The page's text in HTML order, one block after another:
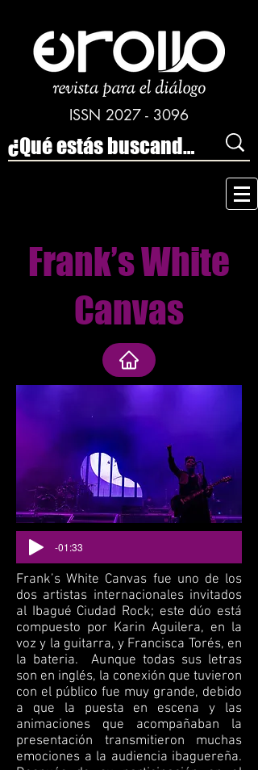
ISSN 2027 - 3096
Frank’s White
Canvas​​
-01:33
Frank’s White Canvas fue uno de los
dos artistas internacionales invitados
al Ibagué Ciudad Rock; este dúo está
compuesto por Karin Aguilera, en la
voz y la guitarra, y Francisca Torés, en
la bateria. Aunque todas sus letras
son en inglés, la conexión que tuvieron
con el público fue muy grande, debido
a que la puesta en escena y las
animaciones que acompañaban la
presentación transmitieron muchas
emociones a la audiencia ibaguereña.